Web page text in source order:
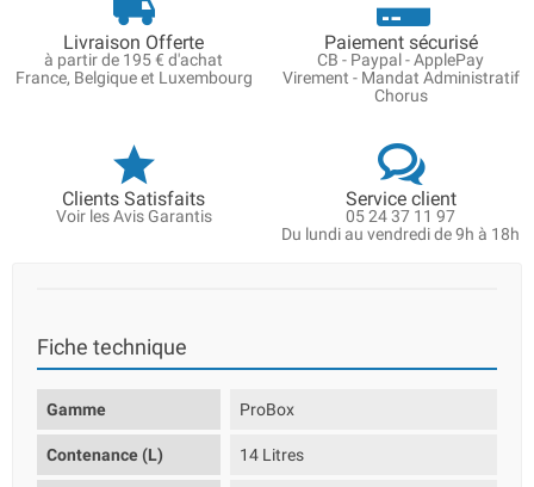
Livraison Offerte
à partir de 195 € d'achat
France, Belgique et Luxembourg
Paiement sécurisé
CB - Paypal - ApplePay
Virement - Mandat Administratif
Chorus
Clients Satisfaits
Voir les Avis Garantis
Service client
05 24 37 11 97
Du lundi au vendredi de 9h à 18h
Fiche technique
Gamme ProBox
Contenance (L) 14 Litres